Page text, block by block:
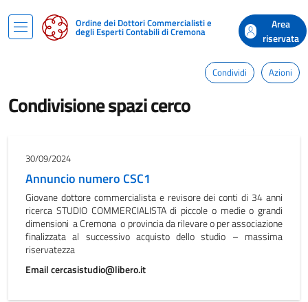
Ordine dei Dottori Commercialisti e
degli Esperti Contabili di Cremona
Area
riservata
Condivisione spazi cerco
Condividi Azioni
30/09/2024
Annuncio numero CSC1
Giovane dottore commercialista e revisore dei conti di 34 anni
ricerca STUDIO COMMERCIALISTA di piccole o medie o grandi
dimensioni a Cremona o provincia da rilevare o per associazione
finalizzata al successivo acquisto dello studio – massima
riservatezza
Email cercasistudio@libero.it